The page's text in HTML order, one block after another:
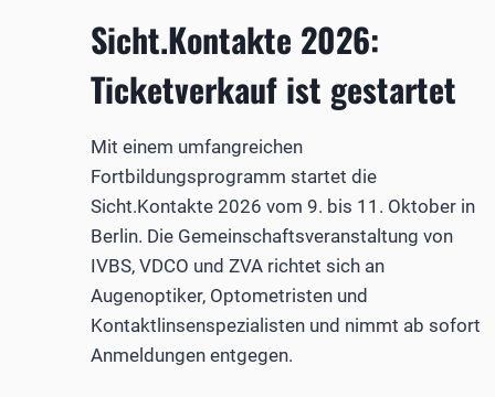
Sicht.Kontakte 2026:
Ticketverkauf ist gestartet
Mit einem umfangreichen
Fortbildungsprogramm startet die
Sicht.Kontakte 2026 vom 9. bis 11. Oktober in
Berlin. Die Gemeinschaftsveranstaltung von
IVBS, VDCO und ZVA richtet sich an
Augenoptiker, Optometristen und
Kontaktlinsenspezialisten und nimmt ab sofort
Anmeldungen entgegen.